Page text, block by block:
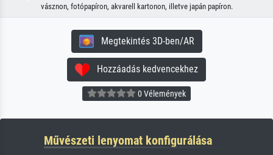
vásznon, fotópapíron, akvarell kartonon, illetve japán papíron.
Megtekintés 3D-ben/AR
Hozzáadás kedvencekhez
0 Vélemények
Művészeti lenyomat konfigurálása